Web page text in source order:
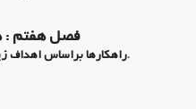
فصل هفتم :
راهکارها براساس اهداف زیر نوشته شده ، درسند 23مورد است.